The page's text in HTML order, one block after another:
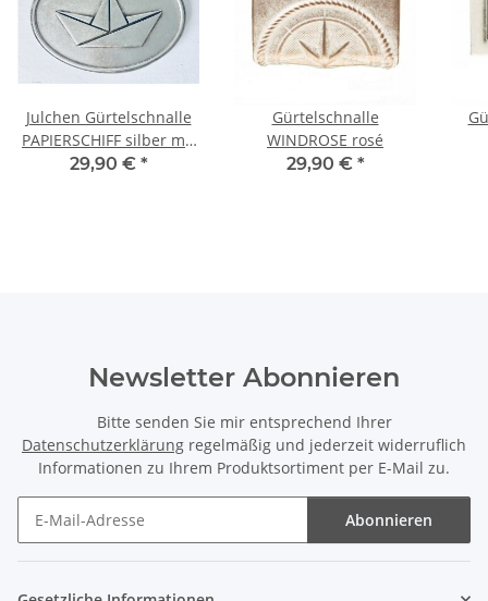
Julchen Gürtelschnalle
PAPIERSCHIFF silber mit
GLITZERSTEINCHEN
29,90 € *
Gürtelschnalle
WINDROSE rosé
29,90 € *
Newsletter Abonnieren
Bitte senden Sie mir entsprechend Ihrer
Datenschutzerklärung regelmäßig und jederzeit widerruflich
Informationen zu Ihrem Produktsortiment per E-Mail zu.
Abonnieren